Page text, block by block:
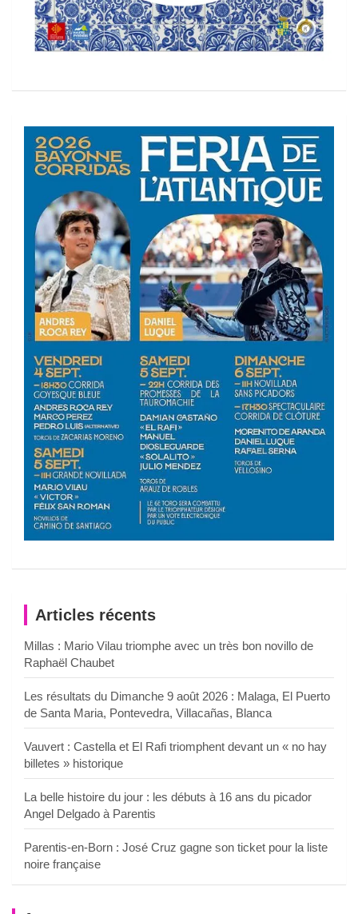
Articles récents
Millas : Mario Vilau triomphe avec un très bon novillo de
Raphaël Chaubet
Les résultats du Dimanche 9 août 2026 : Malaga, El Puerto
de Santa Maria, Pontevedra, Villacañas, Blanca
Vauvert : Castella et El Rafi triomphent devant un « no hay
billetes » historique
La belle histoire du jour : les débuts à 16 ans du picador
Angel Delgado à Parentis
Parentis-en-Born : José Cruz gagne son ticket pour la liste
noire française